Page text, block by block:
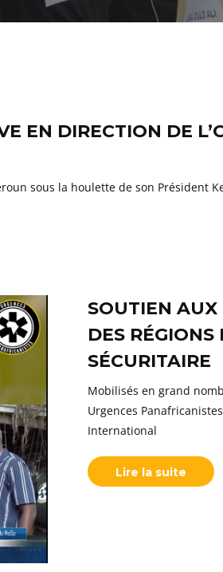
EN DIRECTION DE
sous la houlette de son Président
SOUTIEN AUX
DES RÉGIONS
SÉCURITAIRE
Mobilisés en grand
Urgences
International
Lire la suite